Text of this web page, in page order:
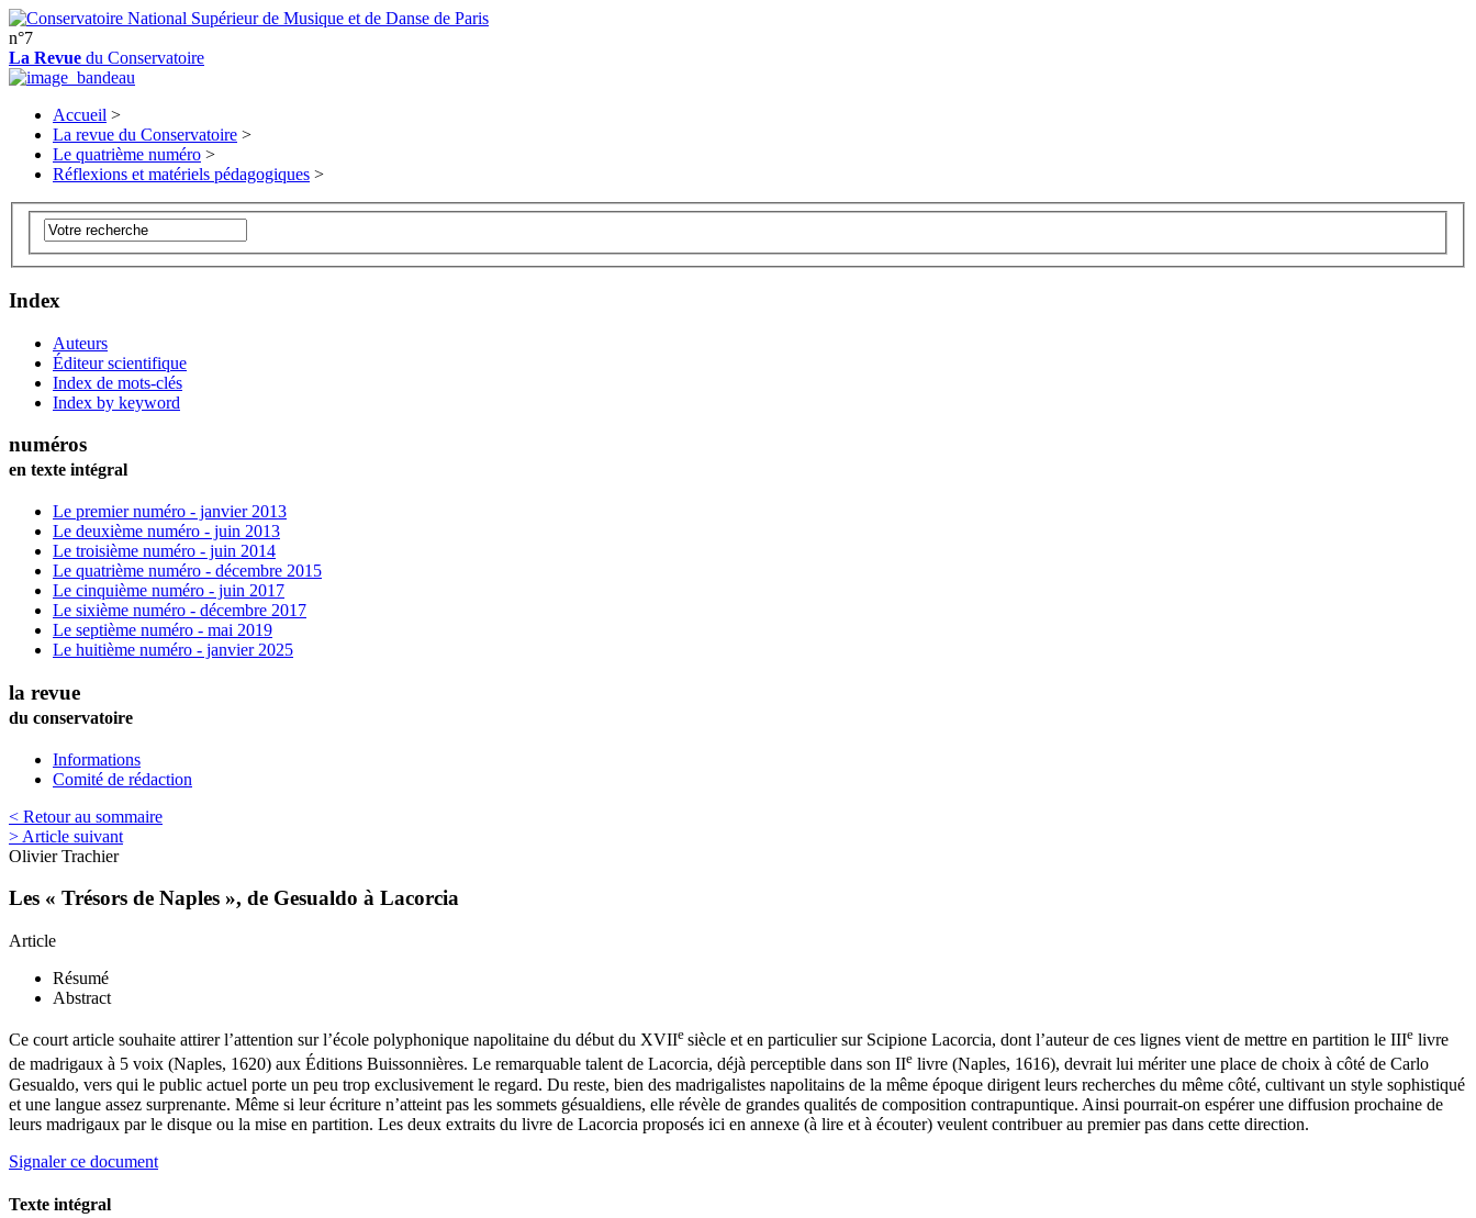
n°7
La Revue du Conservatoire
Accueil >
La revue du Conservatoire >
Le quatrième numéro >
Réflexions et matériels pédagogiques >
Index
Auteurs
Éditeur scientifique
Index de mots-clés
Index by keyword
numéros
en texte intégral
Le premier numéro - janvier 2013
Le deuxième numéro - juin 2013
Le troisième numéro - juin 2014
Le quatrième numéro - décembre 2015
Le cinquième numéro - juin 2017
Le sixième numéro - décembre 2017
Le septième numéro - mai 2019
Le huitième numéro - janvier 2025
la revue
du conservatoire
Informations
Comité de rédaction
< Retour au sommaire
> Article suivant
Olivier Trachier
Les « Trésors de Naples », de Gesualdo à Lacorcia
Article
Résumé
Abstract
Ce court article souhaite attirer l’attention sur l’école polyphonique napolitaine du début du XVIIe siècle et en particulier sur Scipione Lacorcia, dont l’auteur de ces lignes vient de mettre en partition le IIIe livre
de madrigaux à 5 voix (Naples, 1620) aux Éditions Buissonnières. Le remarquable talent de Lacorcia, déjà perceptible dans son IIe livre (Naples, 1616), devrait lui mériter une place de choix à côté de Carlo
Gesualdo, vers qui le public actuel porte un peu trop exclusivement le regard. Du reste, bien des madrigalistes napolitains de la même époque dirigent leurs recherches du même côté, cultivant un style sophistiqué
et une langue assez surprenante. Même si leur écriture n’atteint pas les sommets gésualdiens, elle révèle de grandes qualités de composition contrapuntique. Ainsi pourrait-on espérer une diffusion prochaine de
leurs madrigaux par le disque ou la mise en partition. Les deux extraits du livre de Lacorcia proposés ici en annexe (à lire et à écouter) veulent contribuer au premier pas dans cette direction.
Signaler ce document
Texte intégral